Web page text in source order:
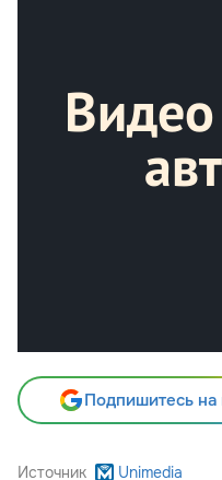
Подпишитесь на
Источник Unimedia